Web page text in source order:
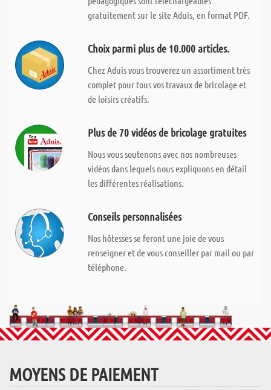
gratuitement sur le site Aduis, en format PDF.
Choix parmi plus de 10.000 articles.
Chez Aduis vous trouverez un assortiment très
complet pour tous vos travaux de bricolage et
de loisirs créatifs.
Plus de 70 vidéos de bricolage gratuites
Nous vous soutenons avec nos nombreuses
vidéos dans lequels nous expliquons en détail
les différentes réalisations.
Conseils personnalisées
Nos hôtesses se feront une joie de vous
renseigner et de vous conseiller par mail ou par
téléphone.
MOYENS DE PAIEMENT